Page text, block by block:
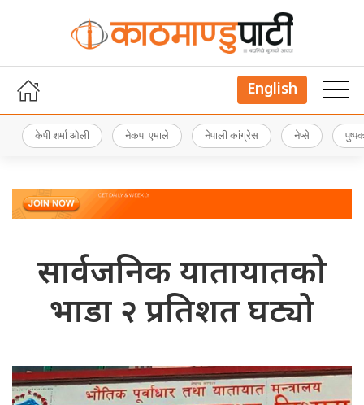
English
केपी शर्मा ओली नेकपा एमाले नेपाली कांग्रेस नेप्से
सार्वजनिक यातायातको
भाडा २ प्रतिशत घट्यो